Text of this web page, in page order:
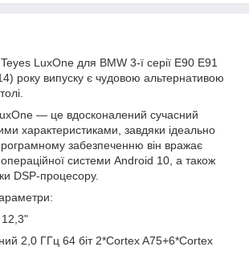
LuxOne для BMW 3-ї серії E90 E91
року випуску є чудовою альтернативою
— це вдосконалений сучасний
характеристиками, завдяки ідеально
забезпеченню він вражає
системи Android 10, а також
DSP-процесору.
12,3"
2,0 ГГц 64 біт 2*Cortex A75+6*Cortex